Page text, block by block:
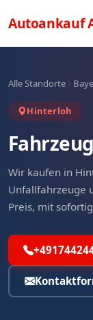
Autoankauf
Alle Standorte
Hinterloh
Wir kaufen in
Unfallfahrzeuge
Preis, mit